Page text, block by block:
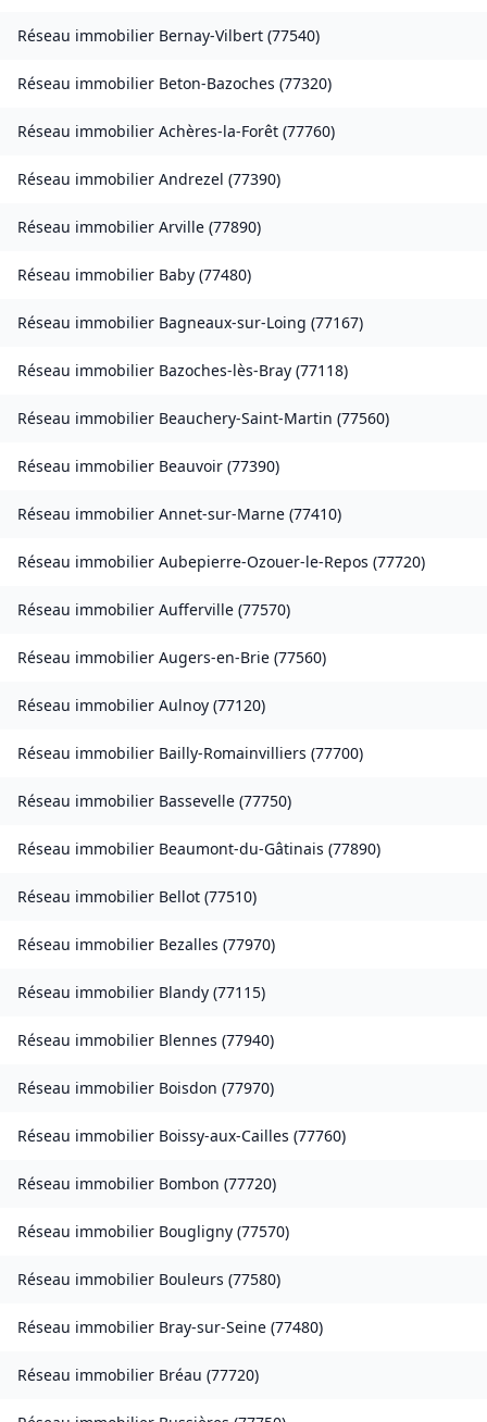
Réseau immobilier Bernay-Vilbert (77540)
Réseau immobilier Beton-Bazoches (77320)
Réseau immobilier Achères-la-Forêt (77760)
Réseau immobilier Andrezel (77390)
Réseau immobilier Arville (77890)
Réseau immobilier Baby (77480)
Réseau immobilier Bagneaux-sur-Loing (77167)
Réseau immobilier Bazoches-lès-Bray (77118)
Réseau immobilier Beauchery-Saint-Martin (77560)
Réseau immobilier Beauvoir (77390)
Réseau immobilier Annet-sur-Marne (77410)
Réseau immobilier Aubepierre-Ozouer-le-Repos (77720)
Réseau immobilier Aufferville (77570)
Réseau immobilier Augers-en-Brie (77560)
Réseau immobilier Aulnoy (77120)
Réseau immobilier Bailly-Romainvilliers (77700)
Réseau immobilier Bassevelle (77750)
Réseau immobilier Beaumont-du-Gâtinais (77890)
Réseau immobilier Bellot (77510)
Réseau immobilier Bezalles (77970)
Réseau immobilier Blandy (77115)
Réseau immobilier Blennes (77940)
Réseau immobilier Boisdon (77970)
Réseau immobilier Boissy-aux-Cailles (77760)
Réseau immobilier Bombon (77720)
Réseau immobilier Bougligny (77570)
Réseau immobilier Bouleurs (77580)
Réseau immobilier Bray-sur-Seine (77480)
Réseau immobilier Bréau (77720)